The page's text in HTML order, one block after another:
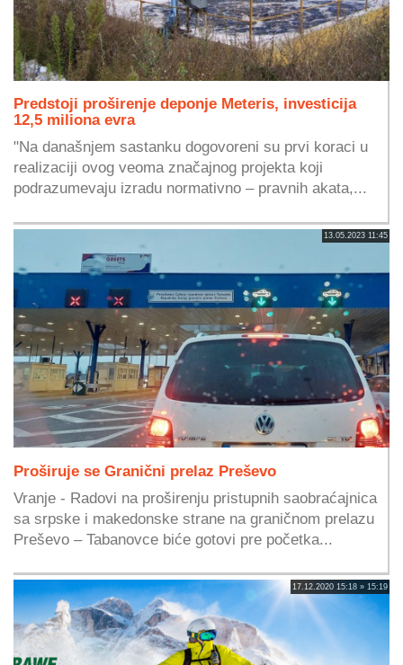
Predstoji proširenje deponje Meteris, investicija
12,5 miliona evra
"Na današnjem sastanku dogovoreni su prvi koraci u
realizaciji ovog veoma značajnog projekta koji
podrazumevaju izradu normativno – pravnih akata,...
13.05.2023 11:45
Proširuje se Granični prelaz Preševo
Vranje - Radovi na proširenju pristupnih saobraćajnica
sa srpske i makedonske strane na graničnom prelazu
Preševo – Tabanovce biće gotovi pre početka...
17.12.2020 15:18 » 15:19